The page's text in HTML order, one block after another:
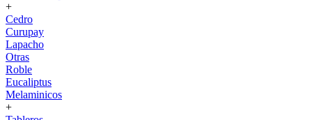
+
Cedro
Curupay
Lapacho
Otras
Roble
Eucaliptus
Melaminicos
+